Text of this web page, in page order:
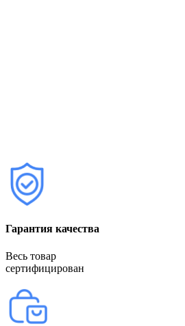
Гарантия качества
Весь товар
сертифицирован